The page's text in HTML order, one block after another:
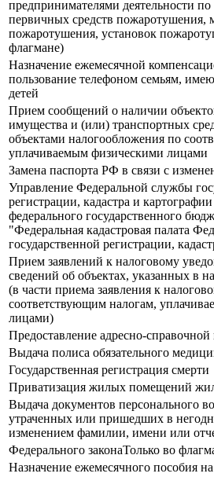
предпринимателями деятельности по
первичных средств пожаротушения,
пожаротушения, установок
флагмане)
Назначение ежемесячной
пользование телефоном семьям,
детей
Прием сообщений о наличии
имущества и (или) транспортных
объектами налогообложения по
уплачиваемым физическими лицами
Замена паспорта РФ в связи с
Управление Федеральной службы
регистрации, кадастра и
федерального государственного
"Федеральная кадастровая палата
государственной регистрации,
Прием заявлений к налоговому
сведений об объектах, указанных в
(в части приема заявления к
соответствующим налогам,
лицами)
Предоставление адресно-
Выдача полиса обязательного
Государственная регистрация смерти
Приватизация жилых помещений
Выдача документов персонального
утраченных или пришедших в
изменением фамилии, имени или
Федерального законаТолько во
Назначение ежемесячного пособия